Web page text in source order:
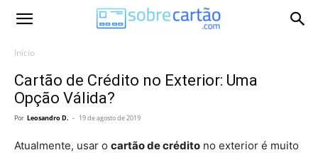
Início
Cartão de Crédito no Exterior: Uma
Opção Válida?
Por Leosandro D. - 19 de agosto de 2019
Atualmente, usar o cartão de crédito no exterior é muito